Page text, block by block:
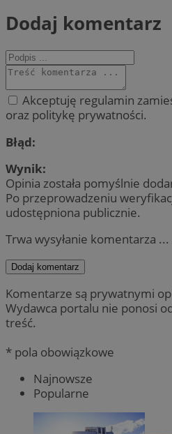
Dodaj komentarz
Akceptuję regulamin
oraz politykę prywatności.
Błąd:
Wynik:
Opinia została pomyślnie
Po przeprowadzeniu
udostępniona publicznie.
Trwa wysyłanie komentarza ...
Dodaj komentarz
Komentarze są prywatnymi
Wydawca portalu nie ponosi
treść.
* pola obowiązkowe
Najnowsze
Popularne